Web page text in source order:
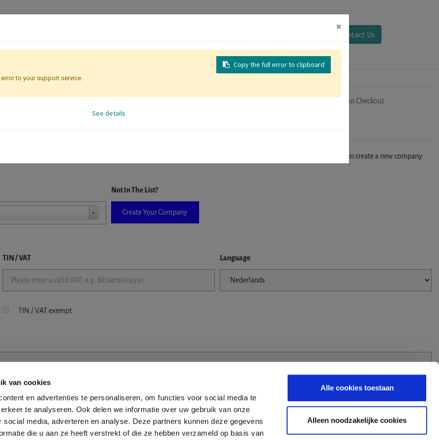
van cookies
en advertenties te personaliseren, om functies voor social media te
te analyseren. Ook delen we informatie over uw gebruik van onze
media, adverteren en analyse. Deze partners kunnen deze gegevens
die u aan ze heeft verstrekt of die ze hebben verzameld op basis van
Alle cookies toestaan
Alleen noodzakelijke cookies
Contact Us
Registration Checkout
When a company is selected it will auto-complete the form. If you don't find your company in our database, you can create a new company
Not In The List?
Create Your Company
TIN / VAT Language
TIN / VAT exempt
×
Copy the full error to clipboard
to your support service.
See details